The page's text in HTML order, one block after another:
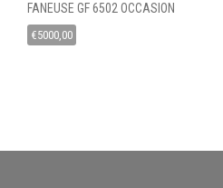
FANEUSE GF 6502 OCCASION
€5000,00